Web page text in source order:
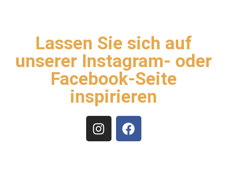
Lassen Sie sich auf
unserer Instagram- oder
Facebook-Seite
inspirieren